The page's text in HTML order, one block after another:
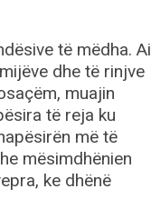
të mëdha. Ai
dhe të rinjve
muajin
të reja ku
më të
mësimdhënien
ke dhënë